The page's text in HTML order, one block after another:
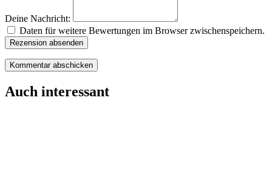
Deine Nachricht:
Daten für weitere Bewertungen im Browser zwischenspeichern.
Rezension absenden
Auch interessant